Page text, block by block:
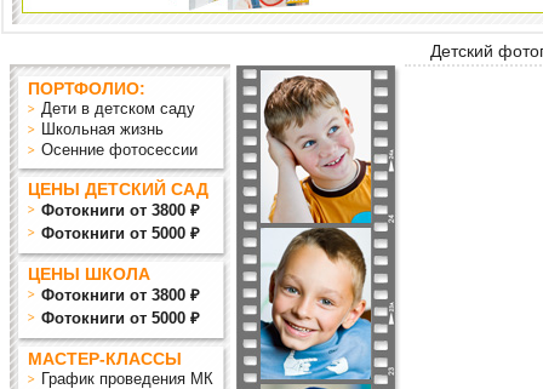
Детский
ПОРТФОЛИО:
Дети в детском саду
Школьная жизнь
Осенние фотосессии
ЦЕНЫ ДЕТСКИЙ САД
Фотокниги от 3800 ₽
Фотокниги от 5000 ₽
ЦЕНЫ ШКОЛА
Фотокниги от 3800 ₽
Фотокниги от 5000 ₽
МАСТЕР-КЛАССЫ
График проведения МК